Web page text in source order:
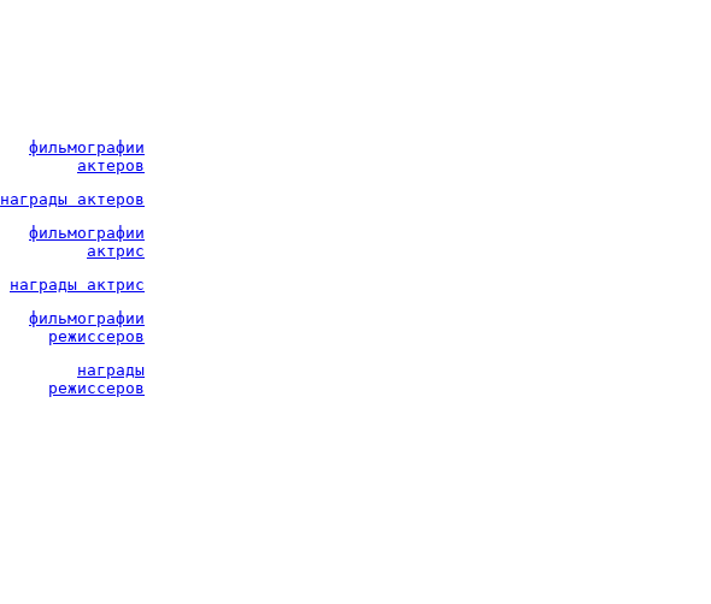
фильмографии
актеров
награды актеров
фильмографии
актрис
награды актрис
фильмографии
режиссеров
награды
режиссеров